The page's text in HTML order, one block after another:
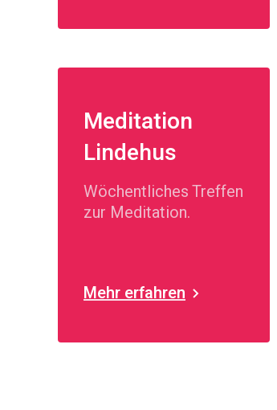
Meditation
Lindehus
Wöchentliches Treffen
zur Meditation.
Mehr erfahren